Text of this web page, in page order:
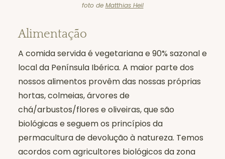
Alimentação
A comida servida é vegetariana e 90% sazonal e
local da Península Ibérica. A maior parte dos
nossos alimentos provêm das nossas próprias
hortas, colmeias, árvores de
chá/arbustos/flores e oliveiras, que são
biológicas e seguem os princípios da
permacultura de devolução à natureza. Temos
acordos com agricultores biológicos da zona
foto de Matthias Heil